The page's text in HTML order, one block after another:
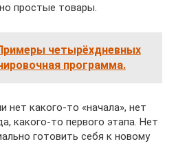
простые товары.
четырёхдневных
программа.
нет какого-то «начала», нет
какого-то первого этапа. Нет
готовить себя к новому